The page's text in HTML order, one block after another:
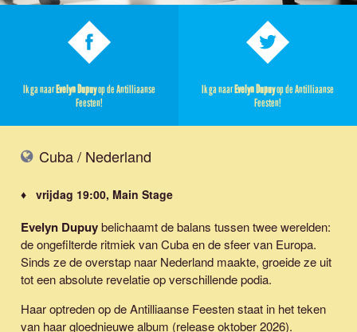
Ik ga naarEvelyn Dupuyop de Antilliaanse
Feesten!
Ik ga naarEvelyn Dupuyop de Antilliaanse
Feesten!
Cuba / Nederland
♦ vrijdag 19:00, Main Stage
Evelyn Dupuybelichaamt de balans tussen twee werelden:
de ongefilterde ritmiek van Cuba en de sfeer van Europa.
Sinds ze de overstap naar Nederland maakte, groeide ze uit
tot een absolute revelatie op verschillende podia.
Haar optreden op de Antilliaanse Feesten staat in het teken
van haar gloednieuwe album (release oktober 2026).